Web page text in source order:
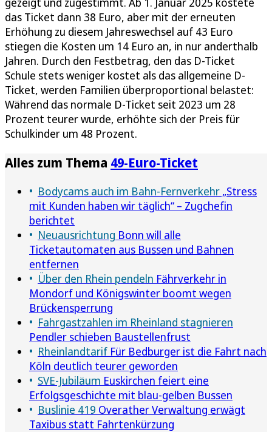
das Ticket dann 38 Euro, aber mit der erneuten
Erhöhung zu diesem Jahreswechsel auf 43 Euro
stiegen die Kosten um 14 Euro an, in nur anderthalb
Jahren. Durch den Festbetrag, den das D-Ticket
Schule stets weniger kostet als das allgemeine D-
Ticket, werden Familien überproportional belastet:
Während das normale D-Ticket seit 2023 um 28
Prozent teurer wurde, erhöhte sich der Preis für
Schulkinder um 48 Prozent.
Alles zum Thema 49-Euro-Ticket
Bodycams auch im Bahn-Fernverkehr „Stress
mit Kunden haben wir täglich“ – Zugchefin
berichtet
Neuausrichtung Bonn will alle
Ticketautomaten aus Bussen und Bahnen
entfernen
Über den Rhein pendeln Fährverkehr in
Mondorf und Königswinter boomt wegen
Brückensperrung
Fahrgastzahlen im Rheinland stagnieren
Pendler schieben Baustellenfrust
Rheinlandtarif Für Bedburger ist die Fahrt nach
Köln deutlich teurer geworden
SVE-Jubiläum Euskirchen feiert eine
Erfolgsgeschichte mit blau-gelben Bussen
Buslinie 419 Overather Verwaltung erwägt
Taxibus statt Fahrtenkürzung